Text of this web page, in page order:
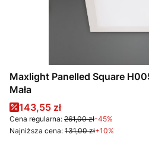
Maxlight Panelled Square
Mała
Cena promocyjna
143,55 zł
Cena regularna: 261,00 zł-45%
Najniższa cena: 131,00 zł+10%